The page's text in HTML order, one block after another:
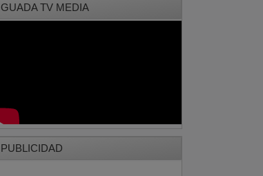
GUADA TV MEDIA
PUBLICIDAD